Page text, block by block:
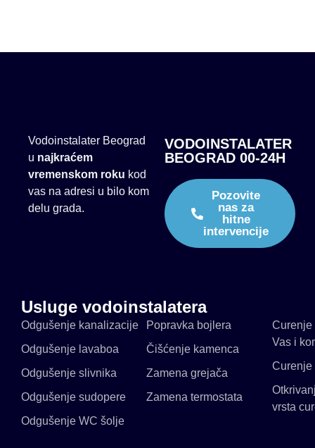
Vodoinstalater Beograd
u najkraćem
vremenskom roku kod
vas na adresi u bilo kom
delu grada.
VODOINSTALATER
BEOGRAD 00-24H
Pozovite
nas za
hitne
intervencije
Usluge vodoinstalatera
Odgušenje kanalizacije
Odgušenje lavaboa
Odgušenje slivnika
Odgušenje sudopere
Odgušenje WC šolje
Popravka bojlera
Čišćenje kamenca
Zamena grejača
Zamena termostata
Curenje
Vas i
Curenje
vrsta